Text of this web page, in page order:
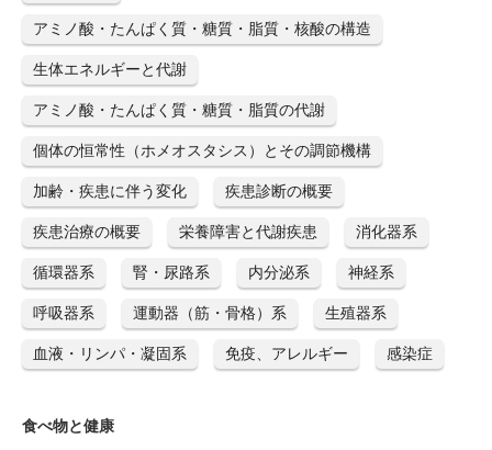
アミノ酸・たんぱく質・糖質・脂質・核酸の構造
生体エネルギーと代謝
アミノ酸・たんぱく質・糖質・脂質の代謝
個体の恒常性（ホメオスタシス）とその調節機構
加齢・疾患に伴う変化 疾患診断の概要
疾患治療の概要 栄養障害と代謝疾患 消化器系
循環器系 腎・尿路系 内分泌系 神経系
呼吸器系 運動器（筋・骨格）系 生殖器系
血液・リンパ・凝固系 免疫、アレルギー 感染症
食べ物と健康